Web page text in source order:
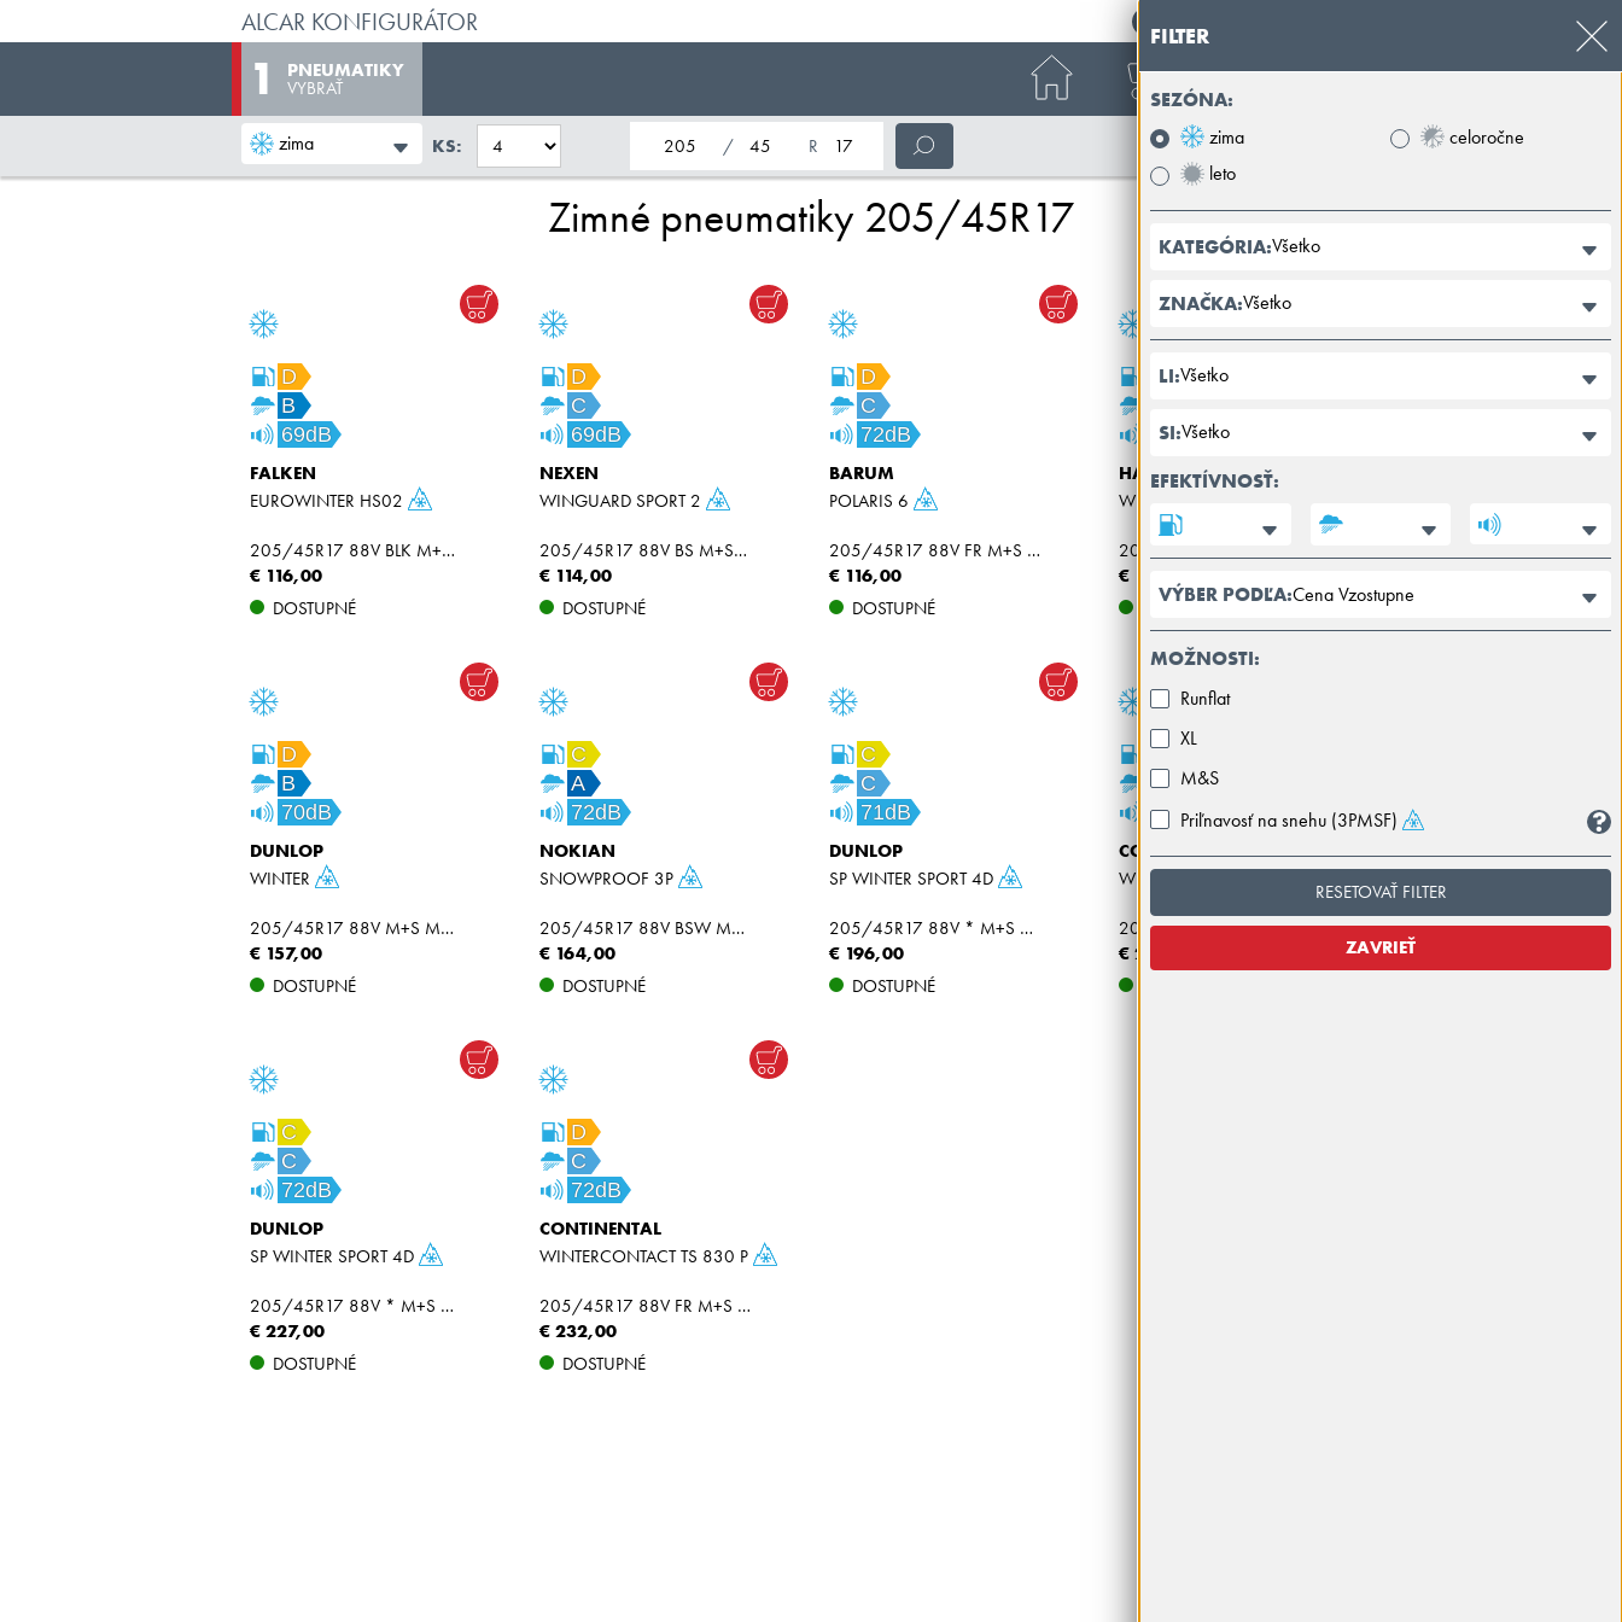
ALCAR KONFIGURÁTOR +421 32 39 89 100
PNEUMATIKY
VYBRAŤ
zima KS:
nominálna šírka pneumatiky
profil pneumatikynominálny priemer pneumatiky
Zimné pneumatiky 205/45R17
D
B
69dB
FALKEN
EUROWINTER HS02
205/45R17 88V BLK M+S MFS XL
€ 116,00
DOSTUPNÉ
D
C
69dB
NEXEN
WINGUARD SPORT 2
205/45R17 88V BS M+S RPB XL
€ 114,00
DOSTUPNÉ
D
C
72dB
BARUM
POLARIS 6
205/45R17 88V FR M+S XL
€ 116,00
DOSTUPNÉ
C
72dB
HANKOOK
WINTER I*CEPT RS3 W462
€ 153,00
DOSTUPNÉ
D
B
70dB
DUNLOP
WINTER
205/45R17 88V M+S MFS XL
€ 157,00
DOSTUPNÉ
C
A
72dB
NOKIAN
SNOWPROOF 3P
205/45R17 88V BSW M+S MFS XL
€ 164,00
DOSTUPNÉ
C
C
71dB
DUNLOP
SP WINTER SPORT 4D
205/45R17 88V * M+S MFS XL
€ 196,00
DOSTUPNÉ
C
B
71dB
CONTINENTAL
WINTERCONTACT TS 870 P
205/45R17 88V FR M+S XL
€ 208,00
C
C
72dB
DUNLOP
SP WINTER SPORT 4D
205/45R17 88V * M+S MFS ROF XL
€ 227,00
DOSTUPNÉ
D
C
72dB
CONTINENTAL
WINTERCONTACT TS 830 P
205/45R17 88V FR M+S SSR XL
€ 232,00
DOSTUPNÉ
FILTER
SEZÓNA:
zima
leto
celoročne
KATEGÓRIA:Všetko
ZNAČKA:Všetko
LI:Všetko
SI:Všetko
EFEKTÍVNOSŤ:
VÝBER PODĽA:Cena Vzostupne
MOŽNOSTI:
Runflat
XL
M&S
Priľnavosť na snehu (3PMSF)
RESETOVAŤ FILTER
ZAVRIEŤ